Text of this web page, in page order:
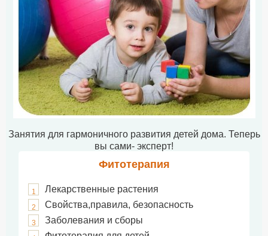
Занятия для гармоничного развития детей дома. Теперь
вы сами- эксперт!
Фитотерапия
1 Лекарственные растения
2 Свойства,правила, безопасность
3 Заболевания и сборы